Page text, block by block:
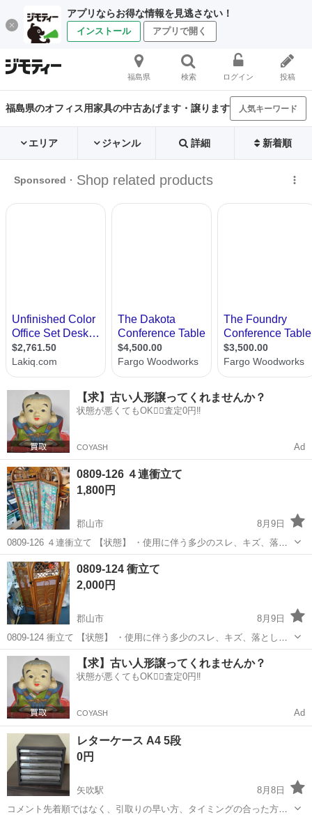
アプリならお得な情報を見逃さない！
インストール アプリで開く
福島県 検索 ログイン 投稿
福島県のオフィス用家具の中古あげます・譲ります 人気キーワード
エリア ジャンル 詳細 新着順
【求】古い人形譲ってくれませんか？
状態が悪くてもOK🙆‍♀️査定0円‼️
COYASH Ad
0809-126 ４連衝立て
1,800円
郡山市
8月9日
0809-126 ４連衝立て 【状態】 ・使用に伴う多少のスレ、キズ、落と
しきれない汚れなどございます ・詳細は現地でご確認ください ・お値
引きは出来かねますのでご了承願います ※中古品のため、状態につい
て...
福島 郡山市 オフィス用家具
0809-124 衝立て
2,000円
郡山市
8月9日
0809-124 衝立て 【状態】 ・使用に伴う多少のスレ、キズ、落としき
れない汚れなどございます ・詳細は現地でご確認ください ・お値引き
は出来かねますのでご了承願います ※中古品のため、状態については
ご...
福島 郡山市 オフィス用家具 衝立て
【求】古い人形譲ってくれませんか？
状態が悪くてもOK🙆‍♀️査定0円‼️
COYASH Ad
レターケース A4 5段
0円
矢吹駅
8月8日
コメント先着順ではなく、引取りの早い方、タイミングの合った方か